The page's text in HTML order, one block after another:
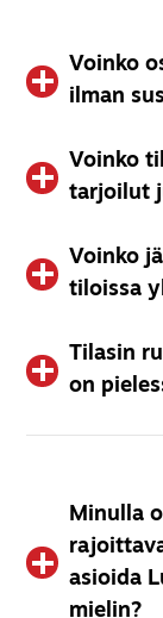
ravintolaan
Voinko
ilman
Käytäntö
Tiedustele asiaa
Voinko
tarjoilut
Tietysti! Lähetä
Tutustuthan myös
Voinko
tiloissa
OsassaTilasin
on
asiakaspalveluun.
Minulla
asioida
mielin?